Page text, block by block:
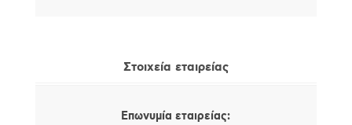
Στοιχεία εταιρείας
Επωνυμία εταιρείας: